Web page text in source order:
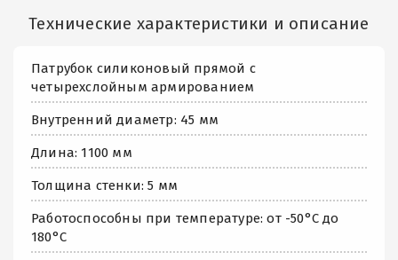
Технические характеристики и описание
Патрубок силиконовый прямой с
четырехслойным армированием
Внутренний диаметр: 45 мм
Длина: 1100 мм
Толщина стенки: 5 мм
Работоспособны при температуре: от -50°С до
180°С